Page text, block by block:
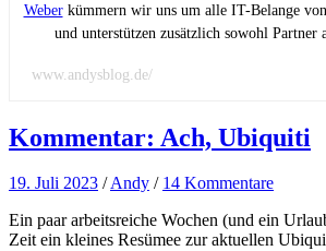
Weberkümmern wir uns um alle IT-Belange
und unterstützen zusätzlich sowohl Partner
www.andysblog.de/
Kommentar: Ach, Ubiquiti
19. Juli 2023 /Andy / 14 Kommentare
Ein paar arbeitsreiche Wochen (und ein
Zeit ein kleines Resümee zur aktuellen